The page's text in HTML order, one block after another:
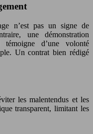
n’est pas un signe de
une démonstration
d’une volonté
Un contrat bien rédigé
les malentendus et les
transparent, limitant les